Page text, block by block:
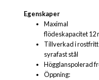
Egenskaper
Maximal
flödeskapacitet 12
Tillverkad i rostfritt
syrafast stål
Högglanspolerad
Öppning: